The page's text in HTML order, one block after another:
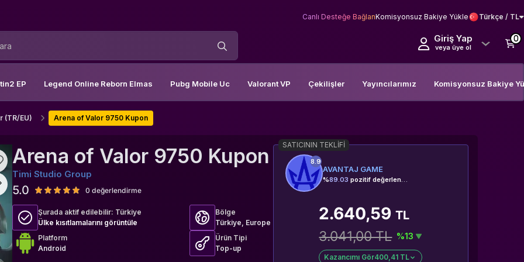
Canlı Desteğe BağlanKomisyonsuz Bakiye Yükle Türkçe / TL
Giriş Yap
veya üye ol
0
EP Legend Online Reborn Elmas Pubg Mobile Uc Valorant VP Çekilişler Yayıncılarımız Komisyonsuz Bakiye
(TR/EU) Arena of Valor 9750 Kupon
Arena of Valor 9750 Kupon
Timi Studio Group
5.0 0 değerlendirme
Şurada aktif edilebilir: Türkiye
Ülke kısıtlamalarını görüntüle
Bölge
Türkiye, Europe
Platform
Android
Ürün Tipi
Top-up
SATICININ TEKLIFI
8.9
AVANTAJ GAME
%89.03 pozitif değerlendirme
2.640,59TL
3.041,00 TL %13
Kazancımı Gör400,41 TL